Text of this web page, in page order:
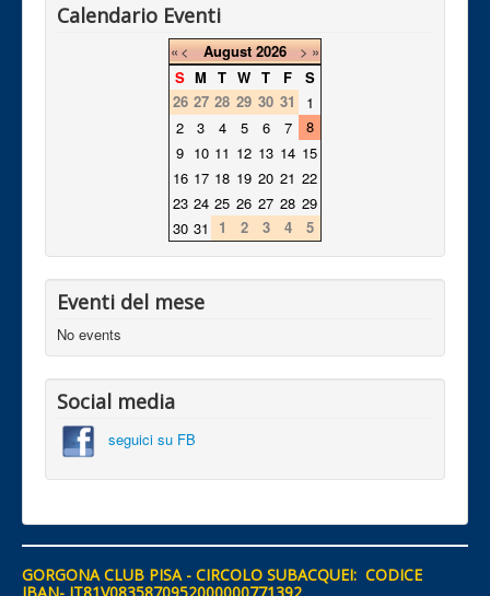
Calendario Eventi
«< August 2026 >»
S M T W T F
S
26 27 28 29 30 31
1
2
3 4 5 6 7
8
9 10 11 12 13 14 15
16 17 18 19 20 21 22
23 24 25 26 27 28 29
30 31 1 2 3 4 5
Eventi del mese
No events
Social media
seguici su FB
GORGONA CLUB PISA - CIRCOLO SUBACQUEI: CODICE